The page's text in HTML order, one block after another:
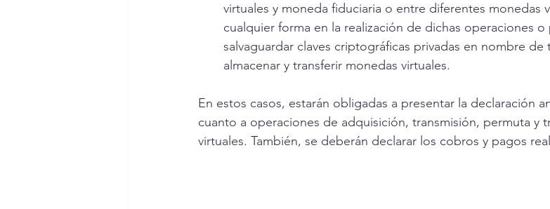
virtuales y moneda fiduciaria o entre diferentes monedas
cualquier forma en la realización de dichas operaciones
salvaguardar claves criptográficas privadas en nombre de
almacenar y transferir monedas virtuales.
En estos casos, estarán obligadas a presentar la declaración
cuanto a operaciones de adquisición, transmisión, permuta y
virtuales. También, se deberán declarar los cobros y pagos